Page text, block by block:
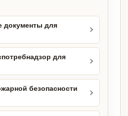
документы для
для
безопасности